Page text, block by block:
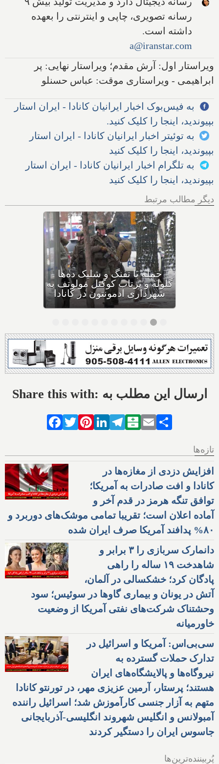
رسانه تصویری، چاپی و اینترنتی را بعهده
داشته است.
a@iranstar.com
ویراستار اول: آرش مقدم؛ ویراستار نهایی: پر
ابراهیمی - ویراستاری موقت: عباس حسنلو
به فیس‌بوک اخبار ایرانیان کانادا - ایران استار
بپیوندید، اینجا را کلیک کنید.
به توئیتر اخبار ایرانیان کانادا - ایران استار
بپیوندید، اینجا را کلیک کنید
به تلگرام اخبار ایرانیان کانادا - ایران استار
بپیوندید، اینجا را کلیک کنید
دیگر مطالب مرتبط
بهداشت کانادا: این داروی
کودکان، ماست و چیا، را
مصرف نکنید و این تشک نیز
احتمال خفگی دارد
Share this with: ارسال این مطلب به
Facebook
TwitterPinterestLinkedIn
Telegram
Balatarin
Email
تازه‌ها
افزایش دزدی از مغازه‌ها در
کانادا و افت صادرات به آمریکا؛
توافق تنگه هرمز در قدم آخر و
آماده اعلان است؛ تقریبا تمامی موشک‌های دوربرد و
۸۰% پدافند آمریکا صرف ایران شده
دانمارک سربازی را ۳ برابر و
شاهدخت ۱۹ ساله را راهی
پادگان کرد؛ خشکسالی در آلمان،
آتش در یونان و بیماری گاوها در سوئیس؛ سود
وحشتناک شرکت‌های نفتی آمریکا از وضعیت
خاورمیانه
سی‌بی‌اس: آمریکا و اسرائیل در
تدارک حملات گسترده به
نیروگاه‌ها و پالایشگاه‌های ایران
هستند؛ پرستار، آرمین عزیزی مهر، در تورنتو کانادا
متهم به آزار جنسی کارآموزش شد؛ اسرائیل راننده
آمبولانس و انگلیس شهروند انگلیسی-آذربایجانی
جاسوس ایران را دستگیر کردند
پُربیننده‌ترین‌ها